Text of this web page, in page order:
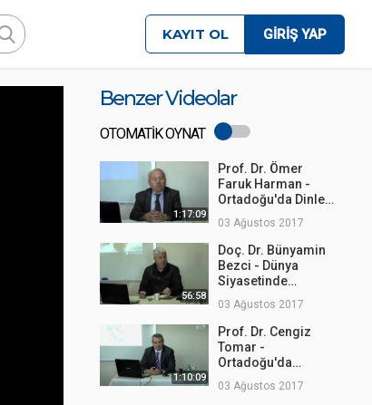
KAYIT OL GİRİŞ YAP
Benzer Videolar
OTOMATİK OYNAT
1:17:09
Prof. Dr. Ömer
Faruk Harman -
Ortadoğu'da Dinler
03 Ağustos 2017
56:58
Doç. Dr. Bünyamin
Bezci - Dünya
Siyasetinde
03 Ağustos 2017
1:10:09
Prof. Dr. Cengiz
Tomar -
Ortadoğu'da
ve Tarihi
03 Ağustos 2017